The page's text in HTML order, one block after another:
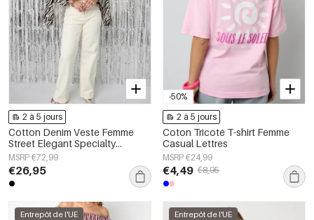
2 à 5 jours
Cotton Denim Veste Femme
Street Elegant Specialty
Imprimé Animal
MSRP €72,99
€26,95
-50%
2 à 5 jours
Coton Tricoté T-shirt Femme
Casual Lettres
MSRP €24,99
€4,49 €8,95
Entrepôt de l'UE Entrepôt de l'UE